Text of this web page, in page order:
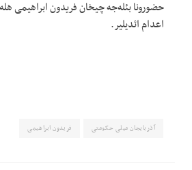
اعدام ائدیلیر.
آذربایجان میلی حکومتی فریدون ابراهیمی